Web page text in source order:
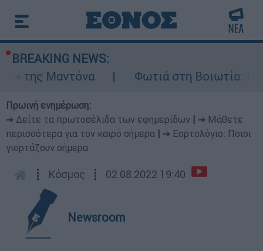
BREAKING NEWS:
Φωτιά στη Βοιωτία: Ίση με έξι
Πρωινή ενημέρωση:
➔ Δείτε τα πρωτοσέλιδα των εφημερίδων
➔ Μάθετε
περισσότερα για τον καιρό σήμερα
➔ Εορτολόγιο: Ποιοι
γιορτάζουν σήμερα
┋ Κόσμος ┋ 02.08.2022 19:40
Newsroom